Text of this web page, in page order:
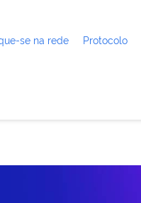
se na rede Protocolo